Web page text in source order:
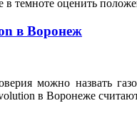
темноте оценить
в Воронеж
можно назвать
в Воронеже